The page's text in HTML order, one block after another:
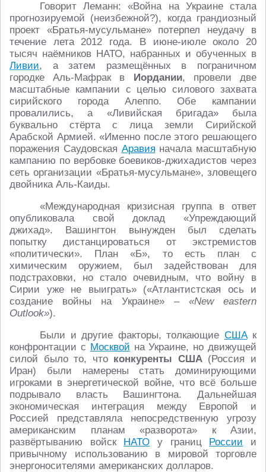
Говорит Леманн: «Война на Украине стала
прогнозируемой (неизбежной?), когда грандиозный
проект «Братья-мусульмане» потерпел неудачу в
течение лета 2012 года. В июне-июле около 20
тысяч наёмников НАТО, набранных и обученных в
Ливии, а затем размещённых в пограничном
городке Аль-Мафрак в Иордании, провели две
масштабные кампании с целью силового захвата
сирийского города Алеппо. Обе кампании
провалились, а «Ливийская бригада» была
буквально стёрта с лица земли Сирийской
Арабской Армией. «Именно после этого решающего
поражения Саудовская Аравия начала масштабную
кампанию по вербовке боевиков-джихадистов через
сеть организации «Братья-мусульмане», зловещего
двойника Аль-Каиды.
«Международная кризисная группа в ответ
опубликовала свой доклад «Упреждающий
джихад». Вашингтон вынужден был сделать
попытку дистанцироваться от экстремистов
«политически». План «Б», то есть план с
химическим оружием, был задействован для
подстраховки, но стало очевидным, что войну в
Сирии уже не выиграть» («Атлантистская ось и
создание войны на Украине» – «New eastern
Outlook»).
Были и другие факторы, толкающие СШАк
конфронтации с Москвой на Украине, но движущей
силой было то, что конкуренты США(Россия и
Иран) были намерены стать доминирующими
игроками в энергетической войне, что всё больше
подрывало власть Вашингтона. Дальнейшая
экономическая интеграция между Европой и
Россией представляла непосредственную угрозу
американским планам «разворота» к Азии,
развёртыванию войск НАТО у границ России и
привычному использованию в мировой торговле
энергоносителями американских долларов.